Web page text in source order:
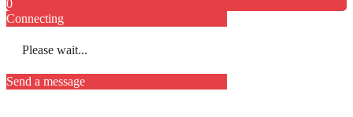
0
Connecting
Please wait...
Send a message